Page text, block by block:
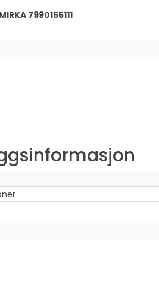
MIRKA 7990155111